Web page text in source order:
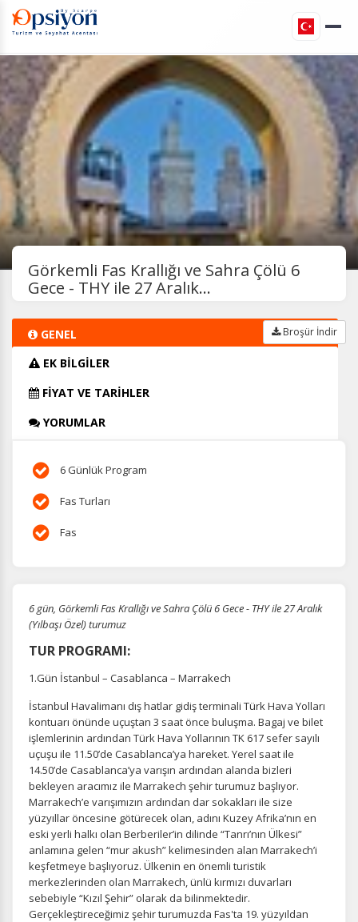
Görkemli Fas Krallığı ve Sahra Çölü 6
Gece - THY ile 27 Aralık...
GENEL
EK BİLGİLER
FİYAT VE TARİHLER
YORUMLAR
Broşür İndir
6 Günlük Program
Fas Turları
Fas
6 gün, Görkemli Fas Krallığı ve Sahra Çölü 6 Gece - THY ile 27 Aralık
(Yılbaşı Özel) turumuz
TUR PROGRAMI:
1.Gün İstanbul – Casablanca – Marrakech
İstanbul Havalimanı dış hatlar gidiş terminali Türk Hava Yolları
kontuarı önünde uçuştan 3 saat önce buluşma. Bagaj ve bilet
işlemlerinin ardından Türk Hava Yollarının TK 617 sefer sayılı
uçuşu ile 11.50’de Casablanca’ya hareket. Yerel saat ile
14.50’de Casablanca’ya varışın ardından alanda bizleri
bekleyen aracımız ile Marrakech şehir turumuz başlıyor.
Marrakech’e varışımızın ardından dar sokakları ile size
yüzyıllar öncesine götürecek olan, adını Kuzey Afrika’nın en
eski yerli halkı olan Berberiler’in dilinde “Tanrı’nın Ülkesi”
anlamına gelen “mur akush” kelimesinden alan Marrakech’i
keşfetmeye başlıyoruz. Ülkenin en önemli turistik
merkezlerinden olan Marrakech, ünlü kırmızı duvarları
sebebiyle “Kızıl Şehir” olarak da bilinmektedir.
Gerçekleştireceğimiz şehir turumuzda Fas'ta 19. yüzyıldan